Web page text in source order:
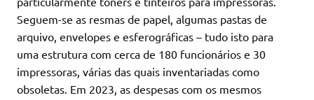
Seguem-se as resmas de papel, algumas pastas de
arquivo, envelopes e esferográficas – tudo isto para
uma estrutura com cerca de 180 funcionários e 30
impressoras, várias das quais inventariadas como
obsoletas. Em 2023, as despesas com os mesmos